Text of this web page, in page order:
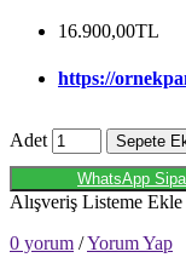
16.900,00TL
https://
Adet Sepete
WhatsApp
Alışveriş Listeme Ekle
0 yorum /Yorum Yap